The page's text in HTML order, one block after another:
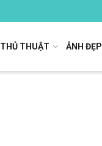
THỦ THUẬT ẢNH ĐẸP